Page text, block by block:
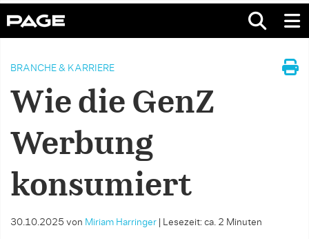
BRANCHE & KARRIERE
Wie die GenZ
Werbung
konsumiert
30.10.2025 von Miriam Harringer Lesezeit: ca. 2 Minuten